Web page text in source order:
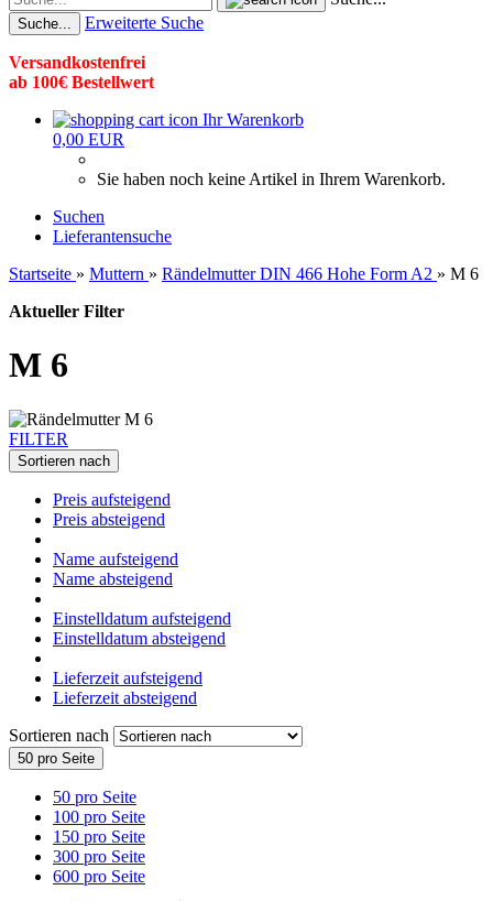
Suche... Erweiterte Suche
Versandkostenfrei
ab 100€ Bestellwert
Ihr Warenkorb
0,00 EUR
Sie haben noch keine Artikel in Ihrem Warenkorb.
Suchen
Lieferantensuche
Startseite » Muttern » Rändelmutter DIN 466 Hohe Form A2 » M 6
Aktueller Filter
M 6
FILTER
Sortieren nach
Preis aufsteigend
Preis absteigend
Name aufsteigend
Name absteigend
Einstelldatum aufsteigend
Einstelldatum absteigend
Lieferzeit aufsteigend
Lieferzeit absteigend
Sortieren nach
50 pro Seite
50 pro Seite
100 pro Seite
150 pro Seite
300 pro Seite
600 pro Seite